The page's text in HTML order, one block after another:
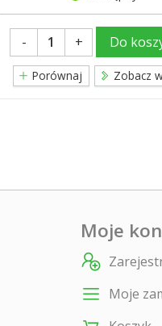
- + Do
Porównaj Zobacz
Moje
Moje